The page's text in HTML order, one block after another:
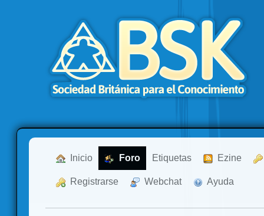
Inicio Foro Etiquetas Ezine
Registrarse Webchat Ayuda